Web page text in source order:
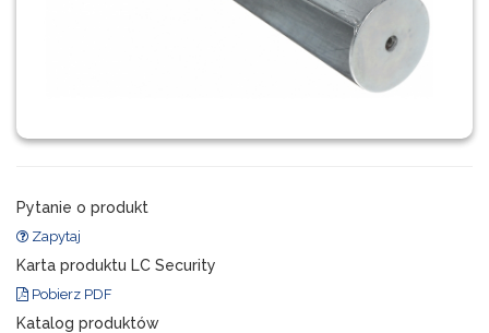
Pytanie o produkt
Zapytaj
Karta produktu LC Security
Pobierz PDF
Katalog produktów